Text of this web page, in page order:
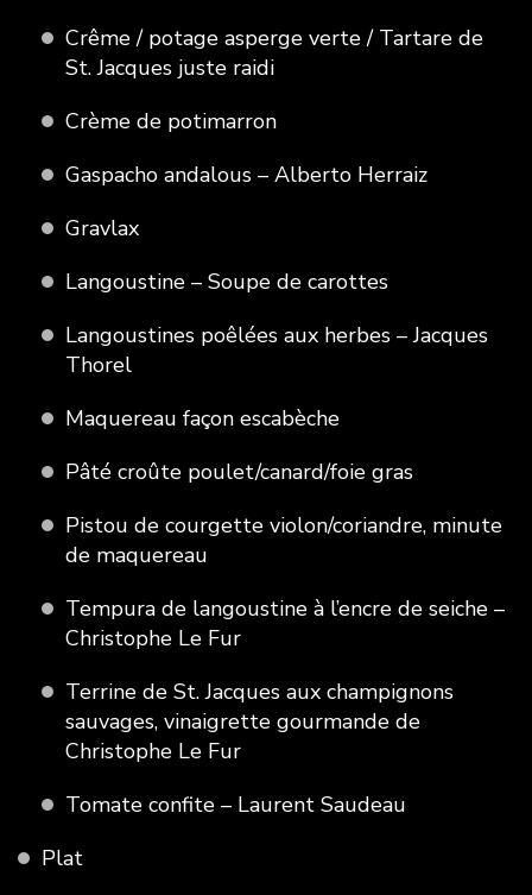
Crême / potage asperge verte / Tartare de
St. Jacques juste raidi
Crème de potimarron
Gaspacho andalous – Alberto Herraiz
Gravlax
Langoustine – Soupe de carottes
Langoustines poêlées aux herbes – Jacques
Thorel
Maquereau façon escabèche
Pâté croûte poulet/canard/foie gras
Pistou de courgette violon/coriandre, minute
de maquereau
Tempura de langoustine à l’encre de seiche –
Christophe Le Fur
Terrine de St. Jacques aux champignons
sauvages, vinaigrette gourmande de
Christophe Le Fur
Tomate confite – Laurent Saudeau
Plat